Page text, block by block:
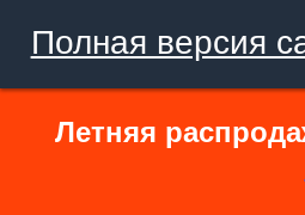
Полная версия
Летняя